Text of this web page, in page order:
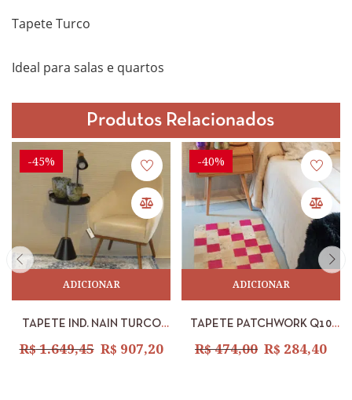
Tapete Turco
Ideal para salas e quartos
Produtos Relacionados
-45%
ADICIONAR
TAPETE IND. NAIN TURCO
R$1.649,45 R$ 907,20
-40%
ADICIONAR
TAPETE PATCHWORK Q10
OURO EM BEGE 0,60 X 1,20M
R$474,00 R$ 284,40